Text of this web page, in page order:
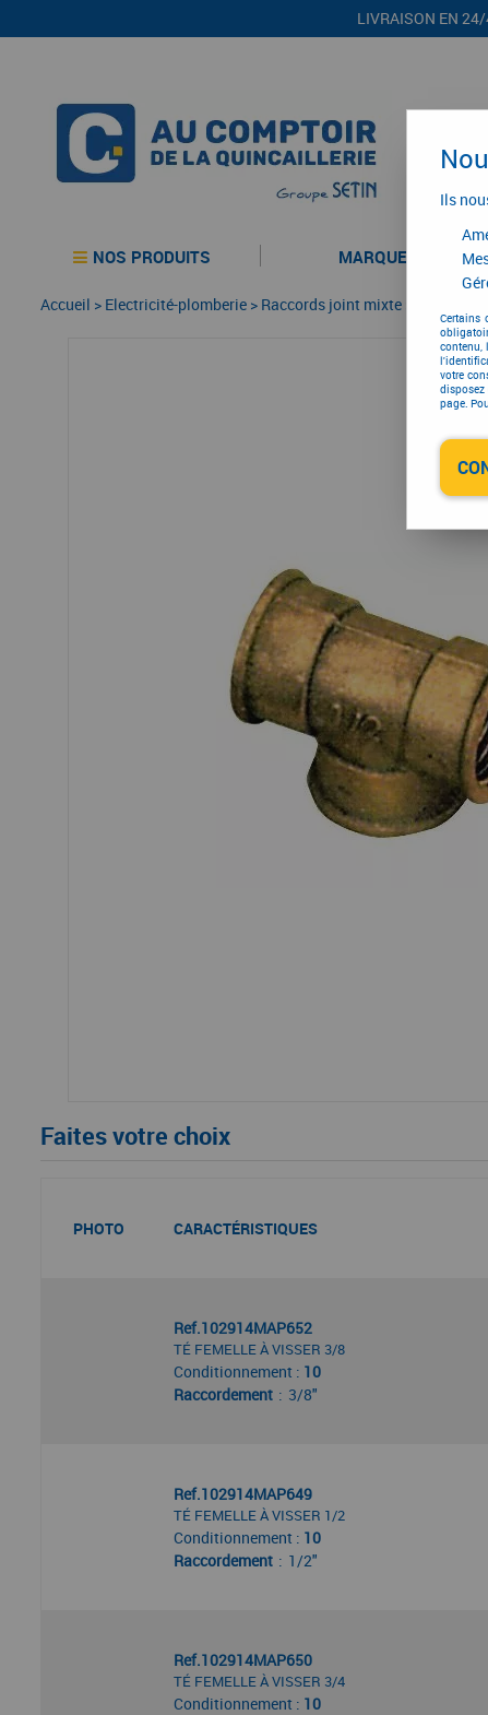
LIVRAISON EN
NOS PRODUITS MARQUES
Accueil > Electricité-plomberie > Raccords joint mixte
Faites votre choix
PHOTO CARACTÉRISTIQUES
Ref.102914MAP652
TÉ FEMELLE À VISSER 3/8
Conditionnement : 10
Raccordement
3/8"
Ref.102914MAP649
TÉ FEMELLE À VISSER 1/2
Conditionnement : 10
Raccordement
1/2"
Ref.102914MAP650
TÉ FEMELLE À VISSER 3/4
Conditionnement : 10
Ils
Certains
contenu,
votre
page.